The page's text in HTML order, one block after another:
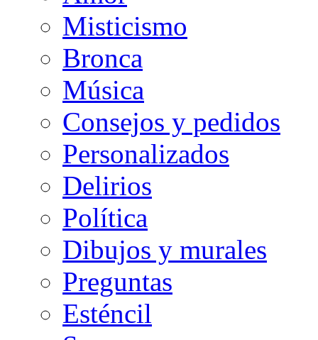
Misticismo
Bronca
Música
Consejos y pedidos
Personalizados
Delirios
Política
Dibujos y murales
Preguntas
Esténcil